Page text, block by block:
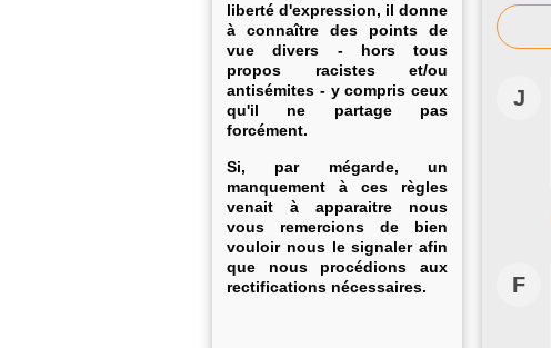
liberté d'expression, il donne
à connaître des points de
vue divers - hors tous
propos racistes et/ou
antisémites - y compris ceux
qu'il ne partage pas
forcément.
Si, par mégarde, un
manquement à ces règles
venait à apparaitre nous
vous remercions de bien
vouloir nous le signaler afin
que nous procédions aux
rectifications nécessaires.
J
F